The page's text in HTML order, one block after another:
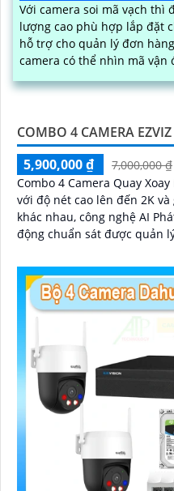
Với camera soi mã vạch thì
lượng cao phù hợp lắp đặt
hỗ trợ cho quản lý đơn
camera có thể nhìn mã
hàng trực tiếp trên phần
COMBO 4 CAMERA
5,900,000 ₫
7,000,000 ₫
Combo 4 Camera Quay
với độ nét cao lên đến 2K
khác nhau, công nghệ AI
động chuẩn sát được quản